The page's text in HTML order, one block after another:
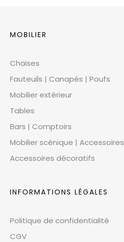
MOBILIER
Chaises
Fauteuils | Canapés | Poufs
Mobilier extérieur
Tables
Bars | Comptoirs
Mobilier scénique | Accessoires
Accessoires décoratifs
INFORMATIONS LÉGALES
Politique de confidentialité
CGV